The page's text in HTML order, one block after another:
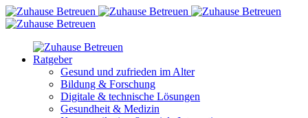
Ratgeber
Gesund und zufrieden im Alter
Bildung & Forschung
Digitale & technische Lösungen
Gesundheit & Medizin